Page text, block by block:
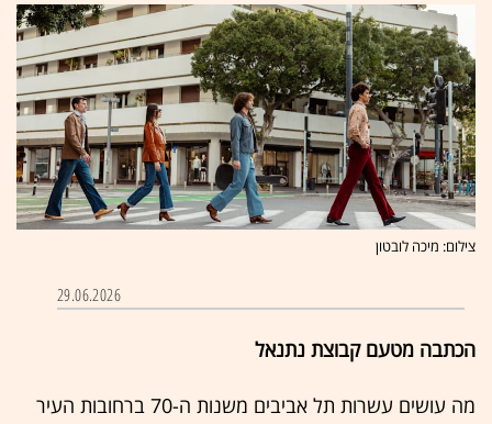
צילום: מיכה לובטון
29.06.2026
הכתבה מטעם קבוצת נתנאל
מה עושים עשרות תל אביבים משנות ה-70 ברחובות העיר